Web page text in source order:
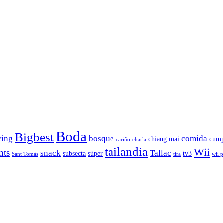
BigbestBoda bosque cariño charla chiang mai comida
Sant Tomàs snack subsecta súper tailandia Tallac tira tv3 Wii wii